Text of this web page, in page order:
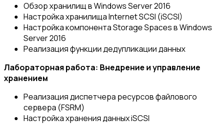
Обзор хранилищ в Windows Server 2016
Настройка хранилища Internet SCSI (iSCSI)
Настройка компонента Storage Spaces в Windows
Server 2016
Реализация функции дедупликации данных
Лабораторная работа: Внедрение и управление
хранением
Реализация диспетчера ресурсов файлового
сервера (FSRM)
Настройка хранения данных iSCSI